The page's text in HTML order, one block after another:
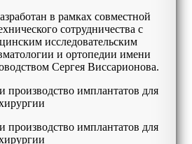
в рамках совместной
сотрудничества с
исследовательским
и ортопедии имени
Сергея Виссарионова.